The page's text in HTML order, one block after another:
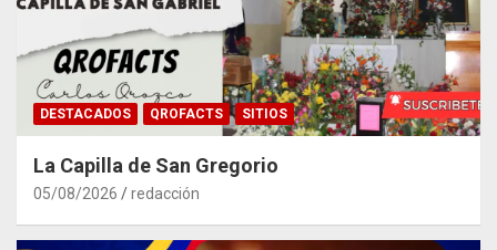
DESTACADOS QROFACTS SITIOS
La Capilla de San Gregorio
05/08/2026 redacción